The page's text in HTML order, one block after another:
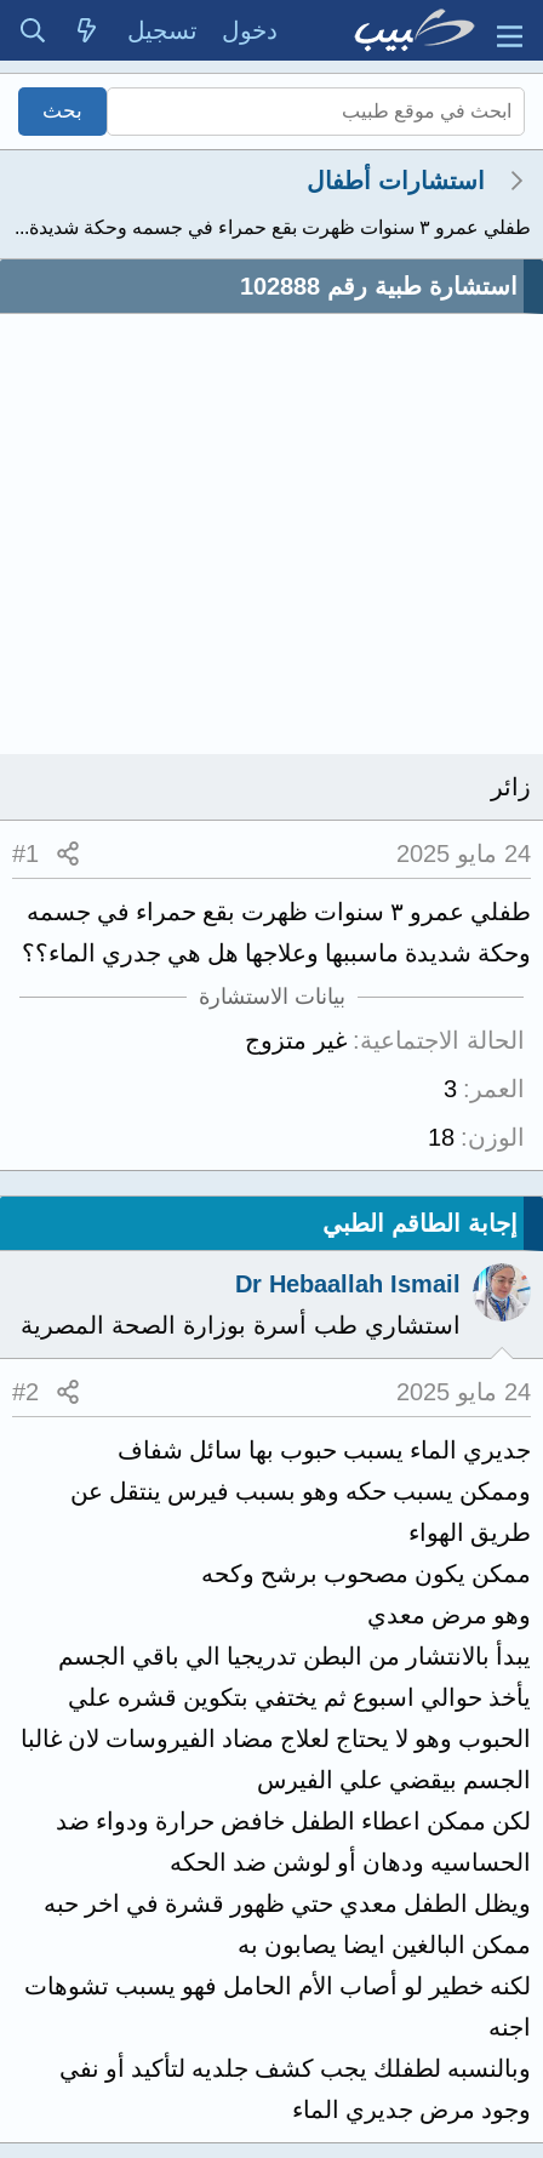
دخول تسجيل
استشارات أطفال
طفلي عمرو ٣ سنوات ظهرت بقع حمراء في جسمه وحكة شديدة...
استشارة طبية رقم 102888
زائر
24 مايو 2025 #1
طفلي عمرو ٣ سنوات ظهرت بقع حمراء في جسمه
وحكة شديدة ماسببها وعلاجها هل هي جدري الماء؟؟
بيانات الاستشارة
الحالة الاجتماعية غير متزوج
العمر
3
الوزن 18
إجابة الطاقم الطبي
Dr Hebaallah Ismail
استشاري طب أسرة بوزارة الصحة المصرية
24 مايو 2025 #2
جديري الماء يسبب حبوب بها سائل شفاف
وممكن يسبب حكه وهو بسبب فيرس ينتقل عن
طريق الهواء
ممكن يكون مصحوب برشح وكحه
وهو مرض معدي
يبدأ بالانتشار من البطن تدريجيا الي باقي الجسم
يأخذ حوالي اسبوع ثم يختفي بتكوين قشره علي
الحبوب وهو لا يحتاج لعلاج مضاد الفيروسات لان غالبا
الجسم بيقضي علي الفيرس
لكن ممكن اعطاء الطفل خافض حرارة ودواء ضد
الحساسيه ودهان أو لوشن ضد الحكه
ويظل الطفل معدي حتي ظهور قشرة في اخر حبه
ممكن البالغين ايضا يصابون به
لكنه خطير لو أصاب الأم الحامل فهو يسبب تشوهات
اجنه
وبالنسبه لطفلك يجب كشف جلديه لتأكيد أو نفي
وجود مرض جديري الماء